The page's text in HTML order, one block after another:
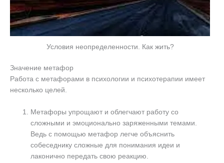
Условия неопределенности. Как жить?
Значение метафор
Работа с метафорами в психологии и психотерапии имеет
несколько целей.
Метафоры упрощают и облегчают работу со
сложными и эмоционально заряженными темами.
Ведь с помощью метафор легче объяснить
собеседнику сложные для понимания идеи и
лаконично передать свою реакцию.